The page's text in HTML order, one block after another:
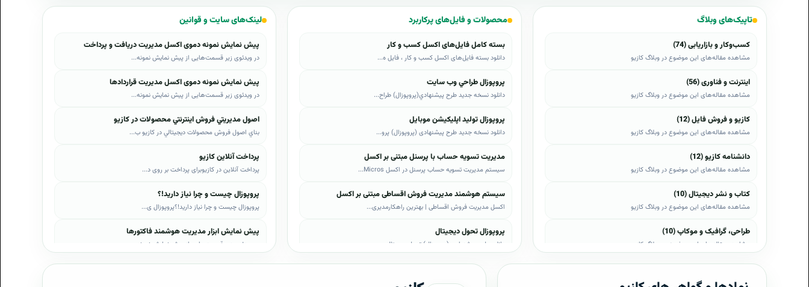
تاپیک‌های وبلاگ
کسب‌وکار و بازاریابی (74)
مشاهده مقاله‌های این موضوع در وبلاگ کازیو
اینترنت و فناوری (56)
مشاهده مقاله‌های این موضوع در وبلاگ کازیو
کازیو و فروش فایل (12)
مشاهده مقاله‌های این موضوع در وبلاگ کازیو
دانشنامه کازیو (12)
مشاهده مقاله‌های این موضوع در وبلاگ کازیو
کتاب و نشر دیجیتال (10)
مشاهده مقاله‌های این موضوع در وبلاگ کازیو
طراحی، گرافیک و موکاپ (10)
مشاهده مقاله‌های این موضوع در وبلاگ کازیو
مشاهده مقاله‌های این موضوع در وبلاگ کازیو
محصولات و فایل‌های پرکاربرد
بسته کامل فایل‌های اکسل کسب و کار
دانلود بسته فایل‌های اکسل کسب و کار ، فایل ه...
پروپوزال طراحي وب سايت
دانلود نسخه جدید طرح پيشنهادي(پروپوزال) طراح...
پروپوزال تولید اپلیکیشن موبایل
دانلود نسخه جدید طرح پیشنهادی (پروپوزال) پرو...
مدیریت تسویه حساب با پرسنل مبتنی بر اکسل
سیستم مدیریت تسویه حساب پرسنل در اکسل Micros...
سیستم هوشمند مدیریت فروش اقساطی مبتنی بر اکسل
اکسل مدیریت فروش اقساطی | بهترین راهکارمدیری...
پروپوزال تحول دیجیتال
دانلود طرح پیشنهادی (پروپوزال) تحول دیجیتال،...
پروپوزال AI
دانلود طرح پيشنهادي(پروپوزال) هوش مصنوعی (AI...
لینک‌های سایت و قوانین
پیش نمایش نمونه دموی اکسل مدیریت دریافت و پرداخت
در ویدئوی زیر قسمت‌هایی از پیش نمایش نمونه...
پیش نمایش نمونه دموی اکسل مدیریت قراردادها
در ویدئوی زیر قسمت‌هایی از پیش نمایش نمونه...
اصول مديريتي فروش اينترنتي محصولات در کازيو
بناي اصول فروش محصولات ديجيتالي در کازيو ب...
پرداخت آنلاین کازیو
پرداخت آنلاین در کازیوبرای پرداخت بر روی د...
پروپوزال چیست و چرا نیاز دارید!؟
پروپوزال چیست و چرا نیاز دارید!؟پروپوزال ی...
پیش نمایش ابزار مدیریت هوشمند فاکتورها
در ویدئوی زیر قسمت‌هایی از پیش نمایش نمونه...